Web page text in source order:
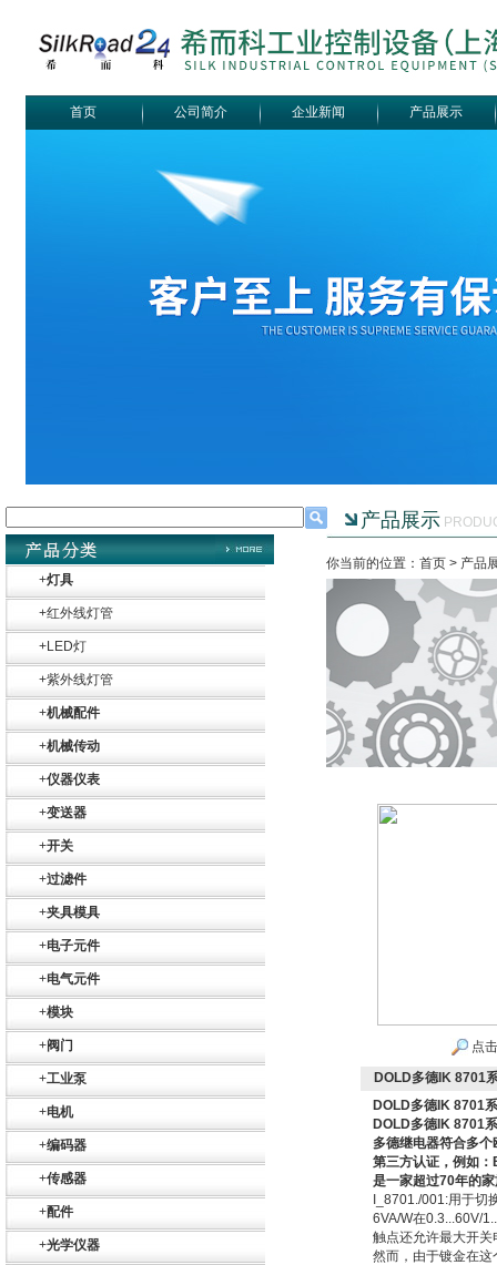
首页 公司简介 企业新闻 产品展示
+灯具
+红外线灯管
+LED灯
+紫外线灯管
+机械配件
+机械传动
+仪器仪表
+变送器
+开关
+过滤件
+夹具模具
+电子元件
+电气元件
+模块
+阀门
+工业泵
+电机
+编码器
+传感器
+配件
+光学仪器
德国HBM
产品展示
你当前的位置：首页 > 产品
点
DOLD多德IK 8701
DOLD多德IK 8701
DOLD多德IK 8701
多德继电器符合多
第三方认证，例如
是一家超过70年的
I_8701./001:用于切
6VA/W在0.3...60V/
触点还允许最大开关
然而，由于镀金在